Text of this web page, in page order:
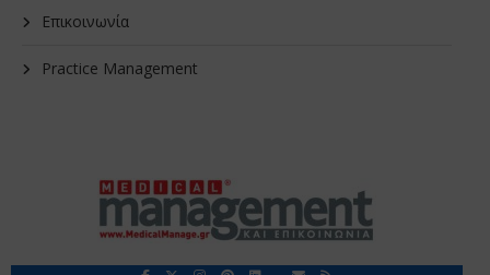
Επικοινωνία
Practice Management